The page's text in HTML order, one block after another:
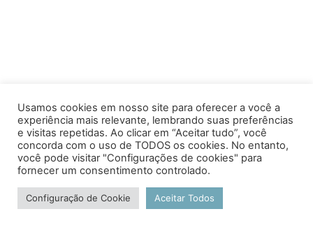
Usamos cookies em nosso site para oferecer a você a
experiência mais relevante, lembrando suas preferências
e visitas repetidas. Ao clicar em “Aceitar tudo”, você
concorda com o uso de TODOS os cookies. No entanto,
você pode visitar "Configurações de cookies" para
fornecer um consentimento controlado.
Configuração de Cookie Aceitar Todos